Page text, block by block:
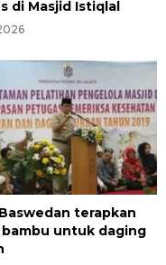
di Masjid Istiqlal
terapkan
untuk daging